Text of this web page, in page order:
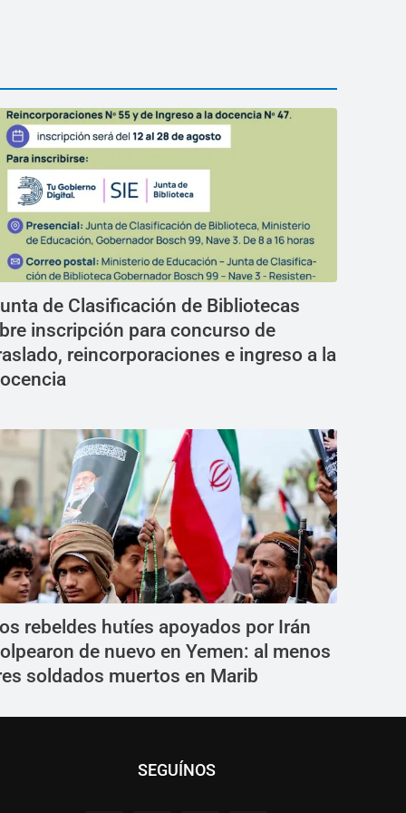
de Clasificación de Bibliotecas
inscripción para concurso de
reincorporaciones e ingreso a la
rebeldes hutíes apoyados por Irán
de nuevo en Yemen: al menos
soldados muertos en Marib
SEGUÍNOS